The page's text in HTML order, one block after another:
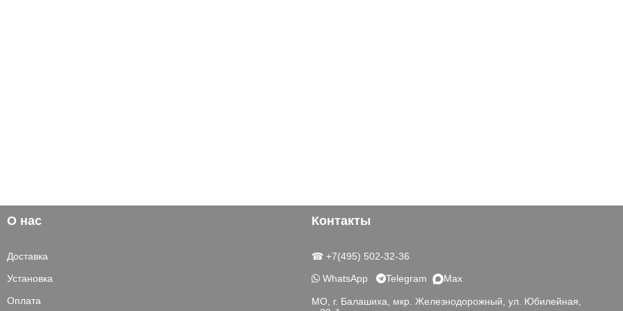
О нас
Доставка
Установка
Оплата
Контакты
☎ +7(495) 502-32-36
WhatsApp
Telegram Max
МО, г. Балашиха, мкр. Железнодорожный, ул. Юбилейная,